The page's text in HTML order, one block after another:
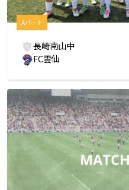
Aパート
長崎南山中
FC雲仙